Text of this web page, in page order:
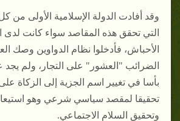
وقد أفادت الدولة الإسلامية الأولى من
التي تحقق هذه المقاصد سواء كانت لدى
الأحباش، فأدخلوا نظام الدواوين وصك
الضرائب "العشور" على التجار، ولم
بأسا في تغيير اسم الجزية إلى الزكاة
تحقيقا لمقصد سياسي شرعي وهو
وتحقيق السلام الاجتماعي.